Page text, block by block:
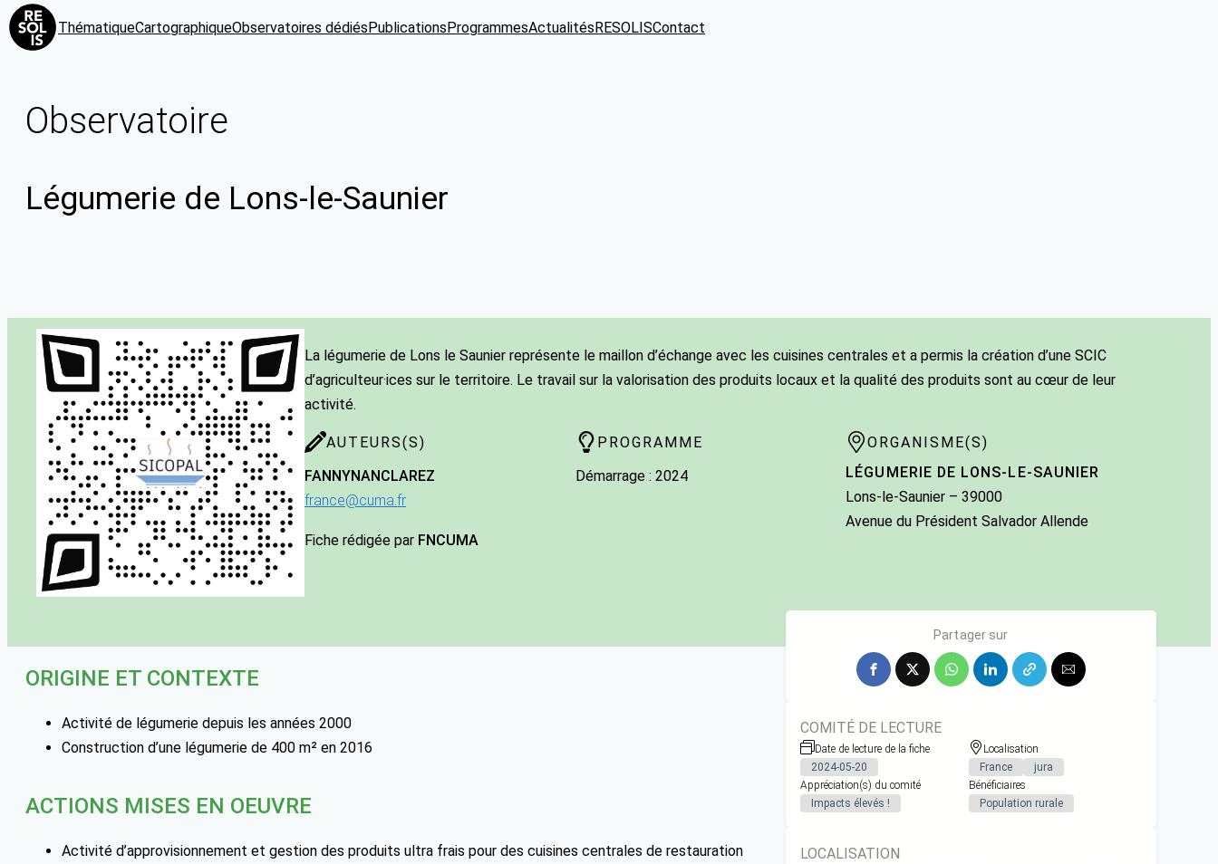
ThématiqueCartographiqueObservatoires dédiésPublicationsProgrammesActualitésRESOLISContact
Observatoire
Légumerie de Lons-le-Saunier
La légumerie de Lons le Saunier représente le maillon d’échange avec les cuisines centrales et a permis la création d’une SCIC
d’agriculteur·ices sur le territoire. Le travail sur la valorisation des produits locaux et la qualité des produits sont au cœur de leur
activité.
AUTEURS(S)
FANNYNANCLAREZ
france@cuma.fr
Fiche rédigée par FNCUMA
PROGRAMME
Démarrage : 2024
ORGANISME(S)
LÉGUMERIE DE LONS-LE-SAUNIER
Lons-le-Saunier – 39000
Avenue du Président Salvador Allende
ORIGINE ET CONTEXTE
Activité de légumerie depuis les années 2000
Construction d’une légumerie de 400 m² en 2016
ACTIONS MISES EN OEUVRE
Activité d’approvisionnement et gestion des produits ultra frais pour des cuisines centrales de restauration
Partager sur
COMITÉ DE LECTURE
Date de lecture de la fiche
2024-05-20
Localisation
France
jura
Appréciation(s) du comité
Impacts élevés !
Bénéficiaires
Population rurale
LOCALISATION